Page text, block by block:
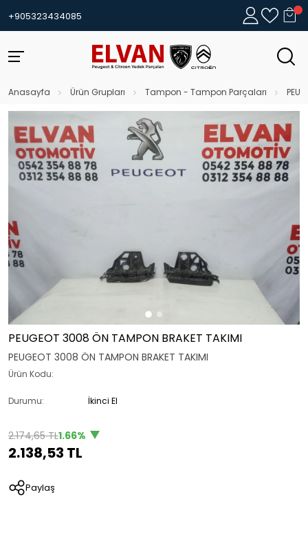
+905323434085
Anasayfa Ürün Grupları Tampon - Tampon Parçaları
PEUGEOT 3008 ÖN TAMPON BRAKET TAKIMI
PEUGEOT 3008 ÖN TAMPON BRAKET TAKIMI
Ürün Kodu:
Durumu: İkinci El
2.174,65 TL1.66%
2.138,53 TL
Paylaş